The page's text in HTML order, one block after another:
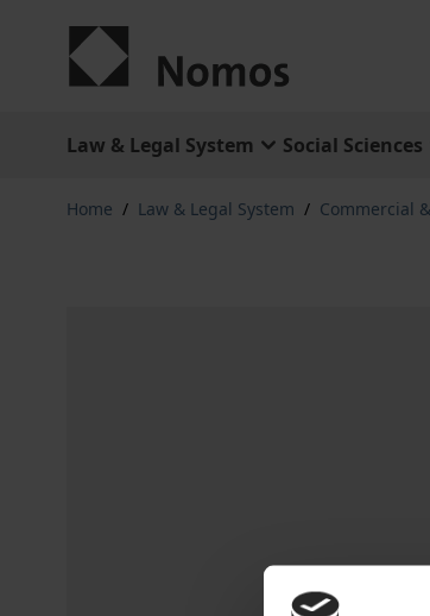
Law & Legal System Social Sciences
Home / Law & Legal System / Commercial